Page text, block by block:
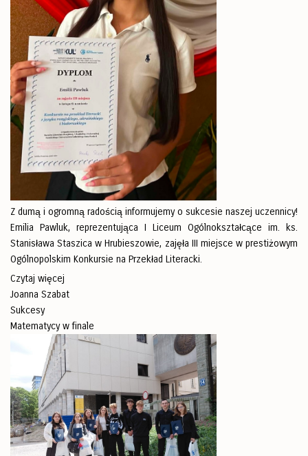
Z dumą i ogromną radością informujemy o sukcesie naszej uczennicy!
Emilia Pawluk, reprezentująca I Liceum Ogólnokształcące im. ks.
Stanisława Staszica w Hrubieszowie, zajęła III miejsce w prestiżowym
Ogólnopolskim Konkursie na Przekład Literacki.
Czytaj więcej
Joanna Szabat
Sukcesy
Matematycy w finale